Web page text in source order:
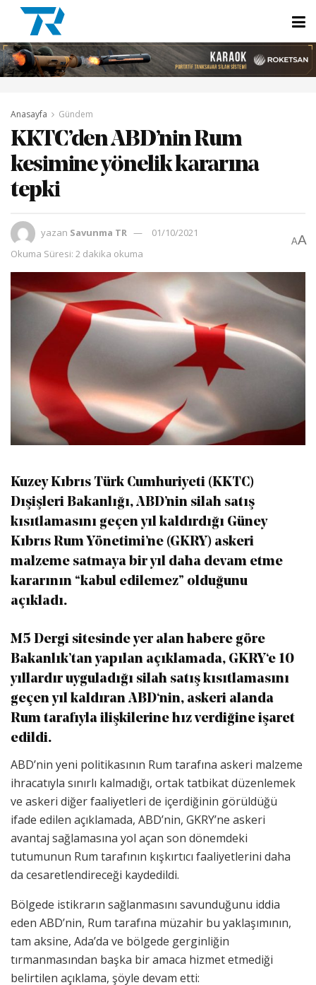
Anasayfa Gündem
KKTC’den ABD’nin Rum
kesimine yönelik kararına
tepki
yazan Savunma TR
01/10/2021
Okuma Süresi: 2 dakika okuma
AA
Kuzey Kıbrıs Türk Cumhuriyeti (KKTC)
Dışişleri Bakanlığı, ABD’nin silah satış
kısıtlamasını geçen yıl kaldırdığı Güney
Kıbrıs Rum Yönetimi’ne (GKRY) askeri
malzeme satmaya bir yıl daha devam etme
kararının “kabul edilemez” olduğunu
açıkladı.
M5 Dergi sitesinde yer alan habere göre
Bakanlık’tan yapılan açıklamada, GKRY‘e 10
yıllardır uyguladığı silah satış kısıtlamasını
geçen yıl kaldıran ABD‘nin, askeri alanda
Rum tarafıyla ilişkilerine hız verdiğine işaret
edildi.
ABD’nin yeni politikasının Rum tarafına askeri malzeme
ihracatıyla sınırlı kalmadığı, ortak tatbikat düzenlemek
ve askeri diğer faaliyetleri de içerdiğinin görüldüğü
ifade edilen açıklamada, ABD’nin, GKRY’ne askeri
avantaj sağlamasına yol açan son dönemdeki
tutumunun Rum tarafının kışkırtıcı faaliyetlerini daha
da cesaretlendireceği kaydedildi.
Bölgede istikrarın sağlanmasını savunduğunu iddia
eden ABD’nin, Rum tarafına müzahir bu yaklaşımının,
tam aksine, Ada’da ve bölgede gerginliğin
tırmanmasından başka bir amaca hizmet etmediği
belirtilen açıklama, şöyle devam etti: